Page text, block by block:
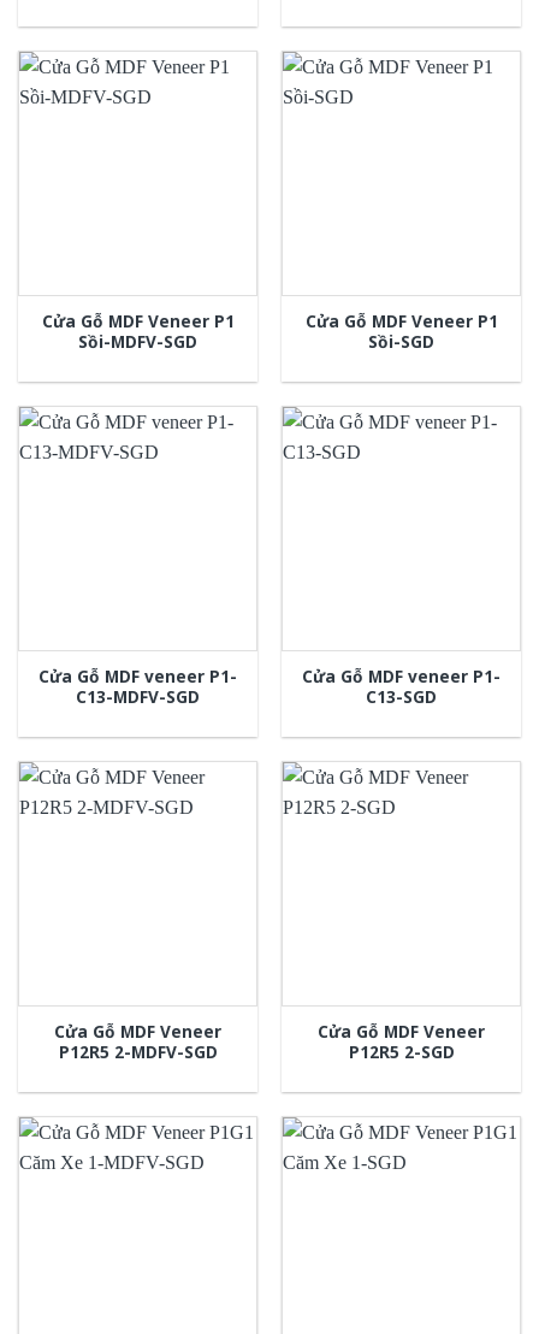
Cửa Gỗ MDF Veneer P1
Sồi-MDFV-SGD
Cửa Gỗ MDF Veneer P1
Sồi-SGD
Cửa Gỗ MDF veneer P1-
C13-MDFV-SGD
Cửa Gỗ MDF veneer P1-
C13-SGD
Cửa Gỗ MDF Veneer
P12R5 2-MDFV-SGD
Cửa Gỗ MDF Veneer
P12R5 2-SGD